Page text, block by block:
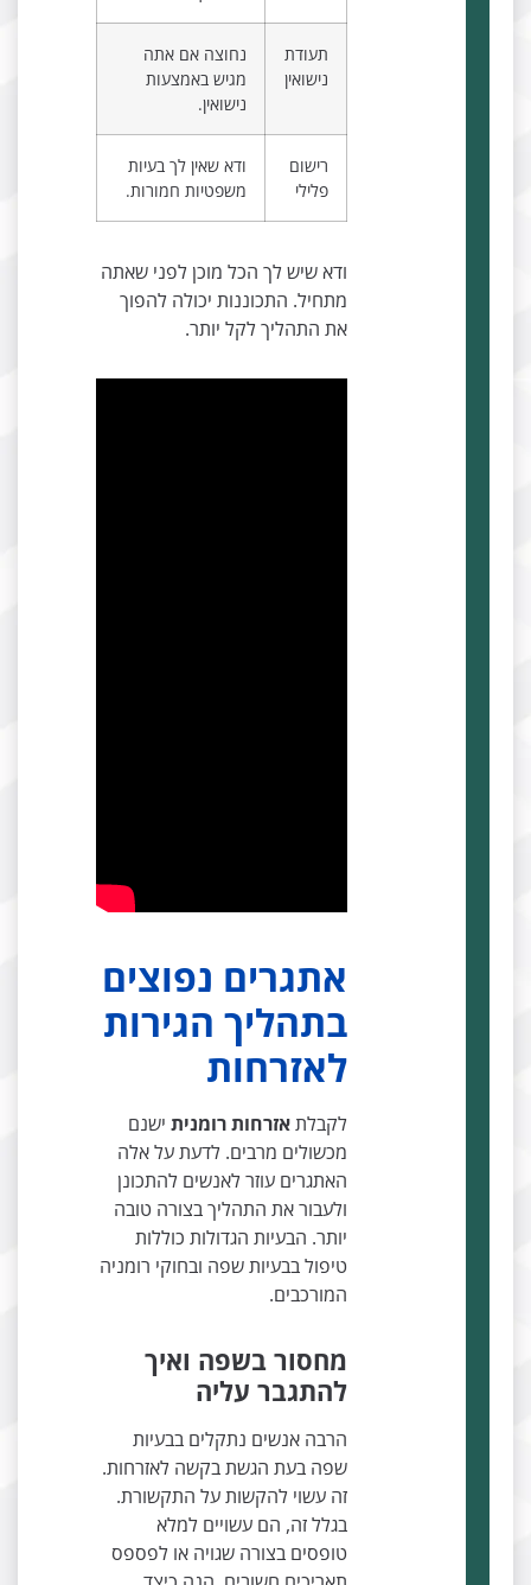
נחוצה אם אתה
מגיש באמצעות
ודא שאין לך בעיות
משפטיות חמורות.
ודא שיש לך הכל מוכן לפני שאתה
מתחיל. התכוננות יכולה להפוך
את התהליך לקל יותר.
אתגרים נפוצים
בתהליך הגירות
לאזרחות
לקבלתאזרחות רומניתישנם
מכשולים מרבים. לדעת על אלה
האתגרים עוזר לאנשים להתכונן
ולעבור את התהליך בצורה טובה
יותר. הבעיות הגדולות כוללות
טיפול בבעיות שפה ובחוקי רומניה
המורכבים.
מחסור בשפה ואיך
להתגבר עליה
הרבה אנשים נתקלים בבעיות
שפה בעת הגשת בקשה לאזרחות.
זה עשוי להקשות על התקשורת.
בגלל זה, הם עשויים למלא
טופסים בצורה שגויה או לפספס